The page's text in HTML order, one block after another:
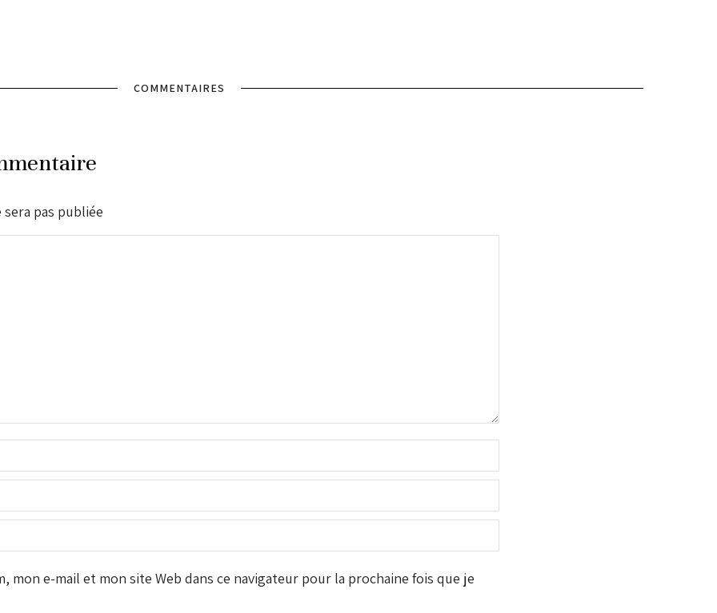
COMMENTAIRES
pas publiée
mon e-mail et mon site Web dans ce navigateur pour la prochaine fois que je